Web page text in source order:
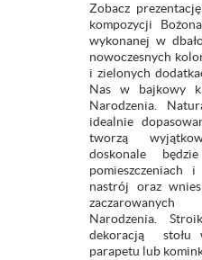
Zobacz
kompozycji
wykonanej w
nowoczesnych
i zielonych
Nas w bajkowy
Narodzenia.
idealnie
tworzą
doskonale
pomieszczeniach
nastrój oraz
Narodzenia.
dekoracją stołu
parapetu lub